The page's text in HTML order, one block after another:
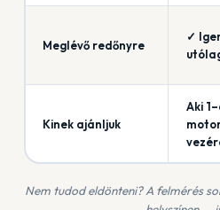
Meglévő redőnyre
✓
Kinek ajánljuk
Aki
Nem tudod eldönteni? A felmérés